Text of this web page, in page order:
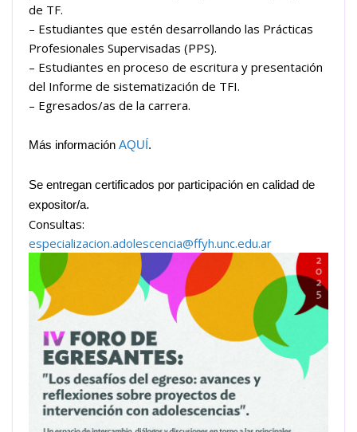
de TF.
– Estudiantes que estén desarrollando las Prácticas
Profesionales Supervisadas (PPS).
– Estudiantes en proceso de escritura y presentación
del Informe de sistematización de TFI.
– Egresados/as de la carrera.
Más información AQUÍ.
Se entregan certificados por participación en calidad de
expositor/a.
Consultas:
especializacion.adolescencia@ffyh.unc.edu.ar